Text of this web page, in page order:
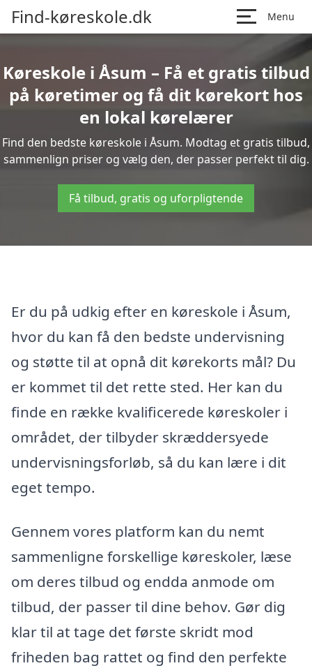
Find-køreskole.dk Menu
Køreskole i Åsum – Få et gratis tilbud
på køretimer og få dit kørekort hos
en lokal kørelærer
Find den bedste køreskole i Åsum. Modtag et gratis tilbud,
sammenlign priser og vælg den, der passer perfekt til dig.
Få tilbud, gratis og uforpligtende
Er du på udkig efter en køreskole i Åsum,
hvor du kan få den bedste undervisning
og støtte til at opnå dit kørekorts mål? Du
er kommet til det rette sted. Her kan du
finde en række kvalificerede køreskoler i
området, der tilbyder skræddersyede
undervisningsforløb, så du kan lære i dit
eget tempo.
Gennem vores platform kan du nemt
sammenligne forskellige køreskoler, læse
om deres tilbud og endda anmode om
tilbud, der passer til dine behov. Gør dig
klar til at tage det første skridt mod
friheden bag rattet og find den perfekte